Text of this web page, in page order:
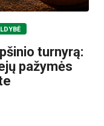
turnyrą:
pažymės